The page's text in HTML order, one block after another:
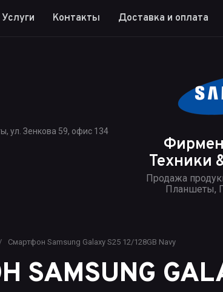
Услуги Контакты Доставка и оплата
Техники
Продажа
Планшеты,
ул. Зенкова 59, офис 134
Смартфон Samsung Galaxy S25 12/128GB Navy